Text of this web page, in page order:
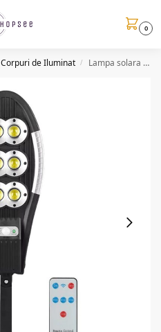
0
Corpuri de Iluminat / Lampa solara cu senzor de miscare, telecomanda, 100W